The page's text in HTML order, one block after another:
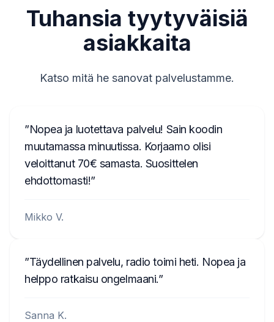
Tuhansia tyytyväisiä
asiakkaita
Katso mitä he sanovat palvelustamme.
Nopea ja luotettava palvelu! Sain koodin
muutamassa minuutissa. Korjaamo olisi
veloittanut 70€ samasta. Suosittelen
ehdottomasti!
Mikko V.
Täydellinen palvelu, radio toimi heti. Nopea ja
helppo ratkaisu ongelmaani.
Sanna K.